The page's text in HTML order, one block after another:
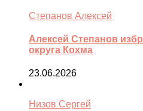
Степанов Алексей
Алексей Степанов
округа Кохма
23.06.2026
Низов Сергей